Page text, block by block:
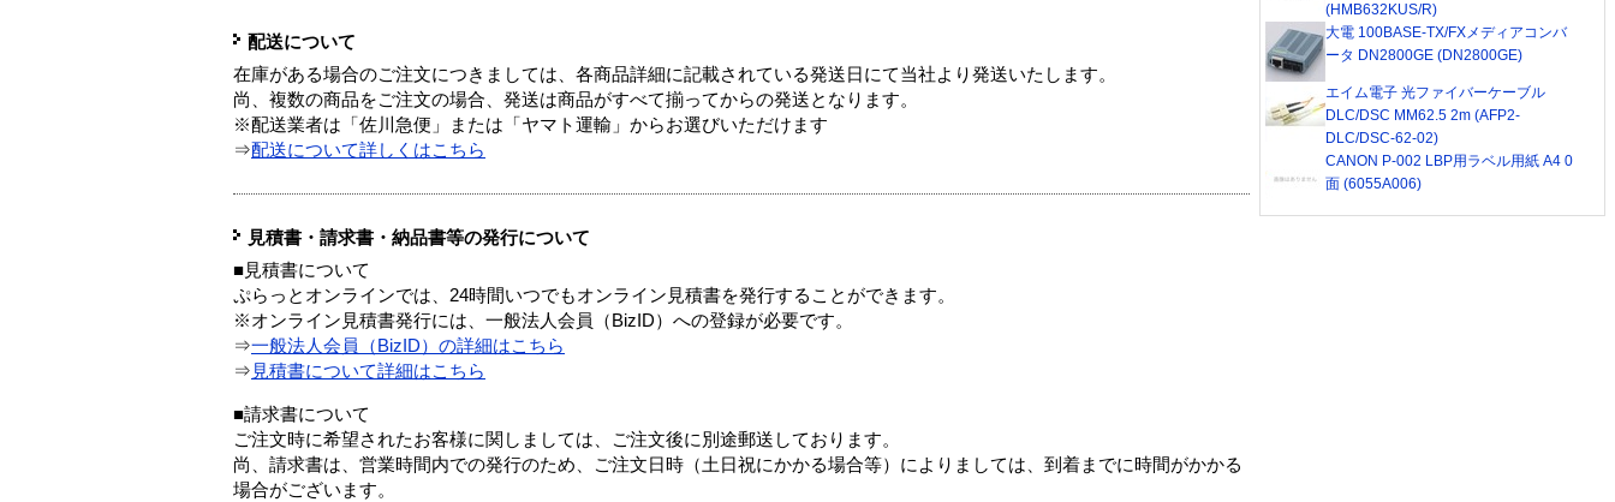
配送について
在庫がある場合のご注文につきましては、各商品詳細に記載されている発送日にて当社より発送いたします。
尚、複数の商品をご注文の場合、発送は商品がすべて揃ってからの発送となります。
※配送業者は「佐川急便」または「ヤマト運輸」からお選びいただけます
⇒配送について詳しくはこちら
見積書・請求書・納品書等の発行について
■見積書について
ぷらっとオンラインでは、24時間いつでもオンライン見積書を発行することができます。
※オンライン見積書発行には、一般法人会員（BizID）への登録が必要です。
⇒一般法人会員（BizID）の詳細はこちら
⇒ 見積書について詳細はこちら
■請求書について
ご注文時に希望されたお客様に関しましては、ご注文後に別途郵送しております。
尚、請求書は、営業時間内での発行のため、ご注文日時（土日祝にかかる場合等）によりましては、到着までに時間がかかる
場合がございます。
(HMB632KUS/R)
大電 100BASE-TX/FXメディアコンバ
ータ DN2800GE (DN2800GE)
エイム電子 光ファイバーケーブル
DLC/DSC MM62.5 2m (AFP2-
DLC/DSC-62-02)
CANON P-002 LBP用ラベル用紙 A4 0
面 (6055A006)